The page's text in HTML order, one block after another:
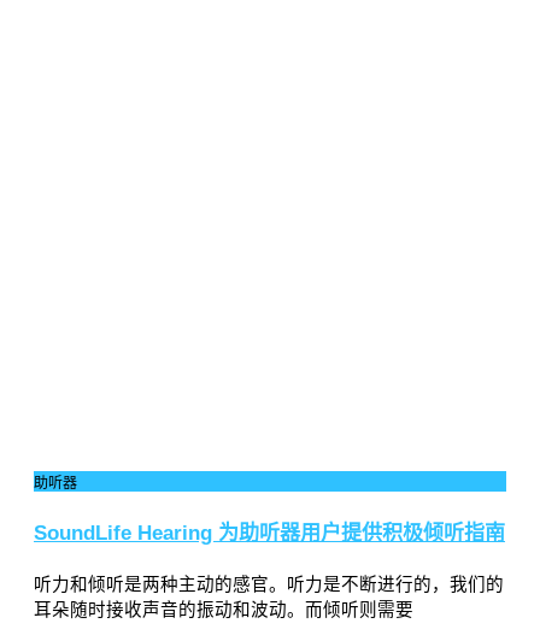
助听器
SoundLife Hearing 为助听器用户提供积极倾听指南
听力和倾听是两种主动的感官。听力是不断进行的，我们的
耳朵随时接收声音的振动和波动。而倾听则需要